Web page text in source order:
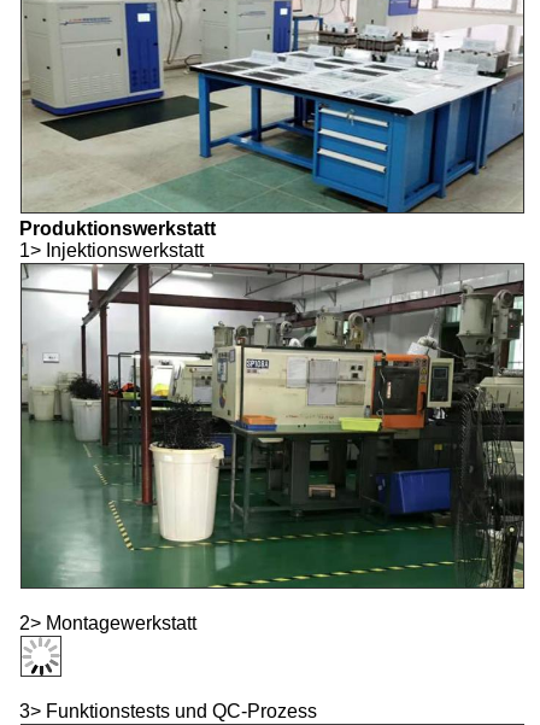
Produktionswerkstatt
1> Injektionswerkstatt
2> Montagewerkstatt
3> Funktionstests und QC-Prozess